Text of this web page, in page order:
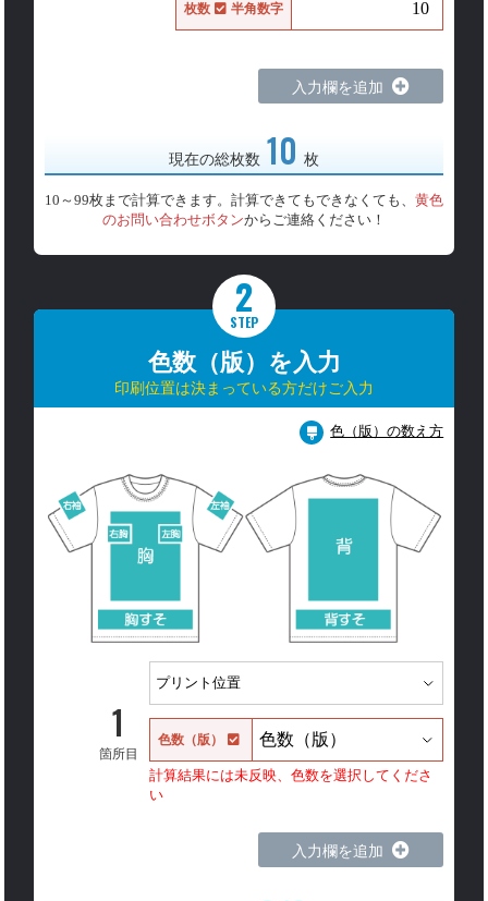
枚数 半角数字
入力欄を追加
現在の総枚数 10 枚
10～99枚まで計算できます。計算できてもできなくても、 黄色
のお問い合わせボタンからご連絡ください！
2
STEP
色数（版）を入力
印刷位置は決まっている方だけご入力
色（版）の数え方
1
箇所目
色数（版）
計算結果には未反映、色数を選択してくださ
い
入力欄を追加